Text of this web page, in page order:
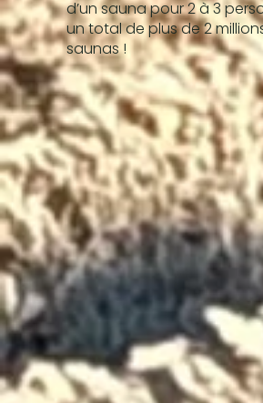
d’un sauna pour 2 à 3
un total de plus de 2
saunas !